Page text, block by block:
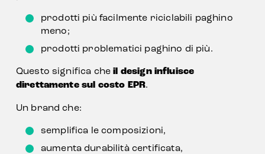
prodotti più facilmente riciclabili paghino
meno;
prodotti problematici paghino di più.
Questo significa che il design influisce
direttamente sul costo EPR.
Un brand che:
semplifica le composizioni,
aumenta durabilità certificata,